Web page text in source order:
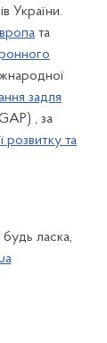
України.
та
задля
, за
розвитку та
ласка,